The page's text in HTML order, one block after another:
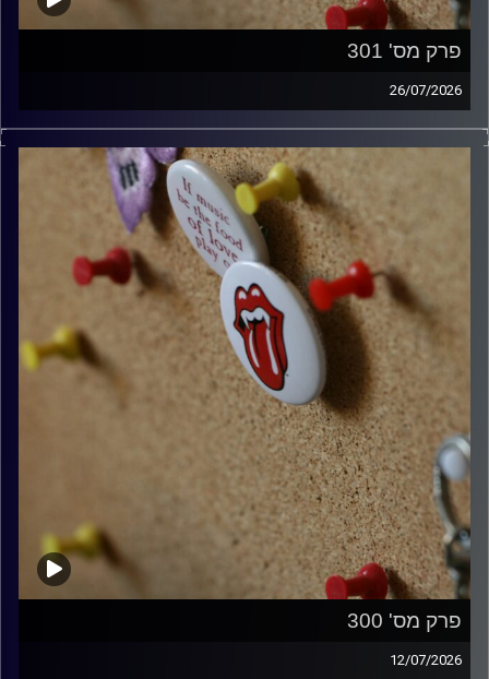
פרק מס' 301
26/07/2026
ספיישל רולינג סטונס עם אורן הוף.
włodi
פרק מס' 300
12/07/2026